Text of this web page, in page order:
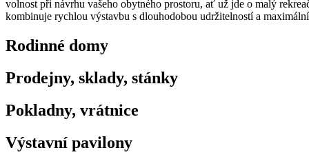
volnost při návrhu vašeho obytného prostoru, ať už jde o malý
kombinuje rychlou výstavbu s dlouhodobou udržitelností a
Rodinné domy
Prodejny, sklady, stánky
Pokladny, vrátnice
Výstavní pavilony